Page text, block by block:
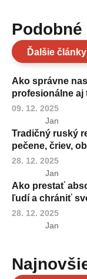
Ďalšie články
Ako správne
profesionálne aj
09. 12. 2025
Jan
Tradičný ruský
pečene, čriev,
28. 12. 2025
Jan
Ako prestať
ľudí a chrániť
28. 12. 2025
Jan